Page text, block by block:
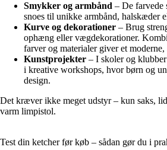
Smykker og armbånd – De farvede
snoes til unikke armbånd, halskæder
Kurve og dekorationer – Brug
ophæng eller vægdekorationer.
farver og materialer giver et
Kunstprojekter – I skoler og
i kreative workshops, hvor børn og
design.
Det kræver ikke meget udstyr – kun saks,
varm limpistol.
Test din ketcher før køb – sådan gør du i